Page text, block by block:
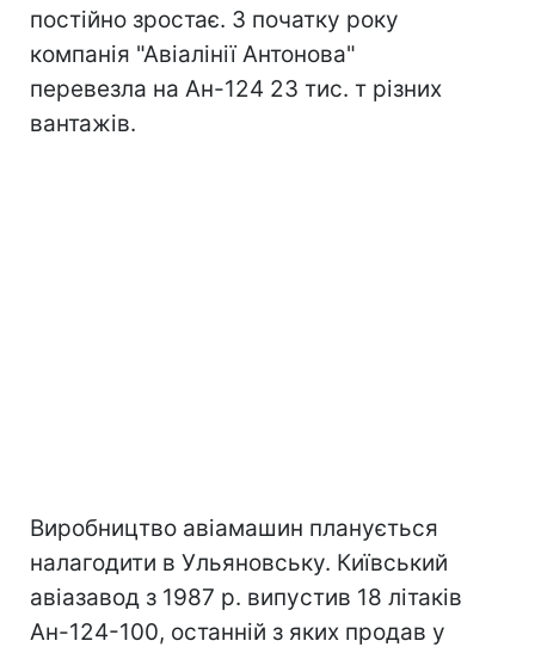
постійно зростає. З початку року
компанія "Авіалінії Антонова"
перевезла на Ан-124 23 тис. т різних
вантажів.
Виробництво авіамашин планується
налагодити в Ульяновську. Київський
авіазавод з 1987 р. випустив 18 літаків
Ан-124-100, останній з яких продав у